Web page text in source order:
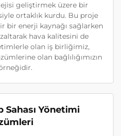
geliştirmek üzere bir
ortaklık kurdu. Bu proje
bir enerji kaynağı sağlarken
hava kalitesini de
olan iş birliğimiz,
olan bağlılığımızın
Sahası Yönetimi